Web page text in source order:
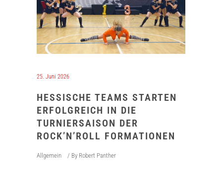
25. Juni 2026
HESSISCHE TEAMS STARTEN
ERFOLGREICH IN DIE
TURNIERSAISON DER
ROCK’N’ROLL FORMATIONEN
Allgemein By Robert Panther